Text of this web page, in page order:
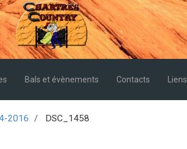
Bals et évènements Contacts Liens
2016 DSC_1458